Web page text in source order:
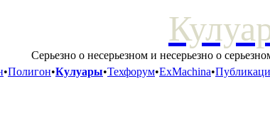
Серьезно о несерьезном и несерьезно о
•Полигон•Кулуары•Техфорум•ExMachina•